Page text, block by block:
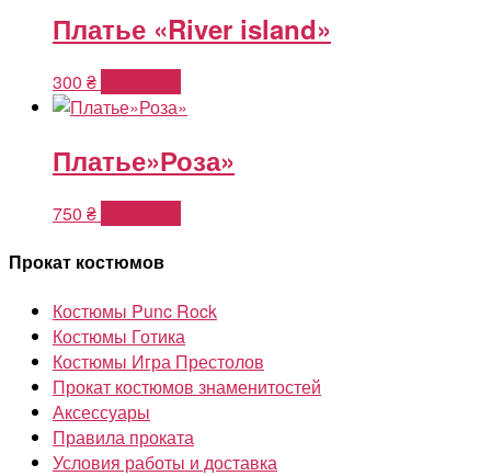
Платье «River island»
300 ₴
Платье»Роза»
750 ₴
Прокат костюмов
Костюмы Punc Rock
Костюмы Готика
Костюмы Игра Престолов
Прокат костюмов знаменитостей
Аксессуары
Правила проката
Условия работы и доставка